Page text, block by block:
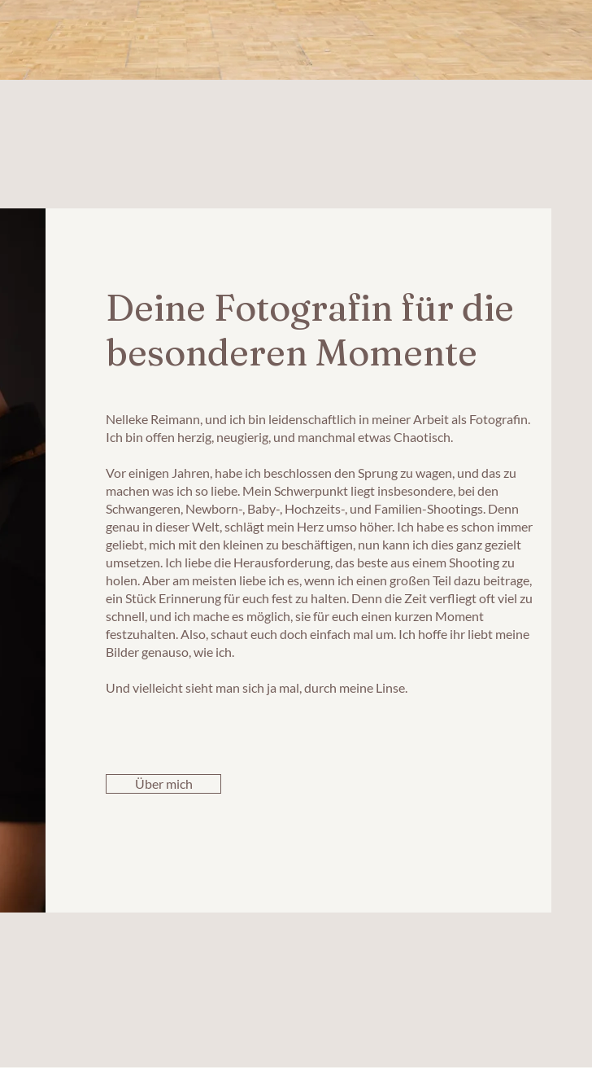
Deine Fotografin für die
besonderen Momente
Nelleke Reimann, und ich bin leidenschaftlich in meiner Arbeit als Fotografin.
Ich bin offen herzig, neugierig, und manchmal etwas Chaotisch.
Vor einigen Jahren, habe ich beschlossen den Sprung zu wagen, und das zu
machen was ich so liebe. Mein Schwerpunkt liegt insbesondere, bei den
Schwangeren, Newborn-, Baby-, Hochzeits-, und Familien-Shootings. Denn
genau in dieser Welt, schlägt mein Herz umso höher. Ich habe es schon immer
geliebt, mich mit den kleinen zu beschäftigen, nun kann ich dies ganz gezielt
umsetzen. Ich liebe die Herausforderung, das beste aus einem Shooting zu
holen. Aber am meisten liebe ich es, wenn ich einen großen Teil dazu beitrage,
ein Stück Erinnerung für euch fest zu halten. Denn die Zeit verfliegt oft viel zu
schnell, und ich mache es möglich, sie für euch einen kurzen Moment
festzuhalten. Also, schaut euch doch einfach mal um. Ich hoffe ihr liebt meine
Bilder genauso, wie ich.
Und vielleicht sieht man sich ja mal, durch meine Linse.
Über mich